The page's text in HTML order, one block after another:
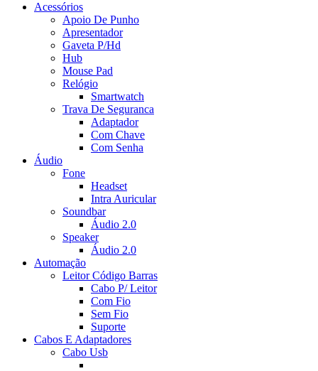
Acessórios
Apoio De Punho
Apresentador
Gaveta P/Hd
Hub
Mouse Pad
Relógio
Smartwatch
Trava De Seguranca
Adaptador
Com Chave
Com Senha
Áudio
Fone
Headset
Intra Auricular
Soundbar
Áudio 2.0
Speaker
Áudio 2.0
Automação
Leitor Código Barras
Cabo P/ Leitor
Com Fio
Sem Fio
Suporte
Cabos E Adaptadores
Cabo Usb